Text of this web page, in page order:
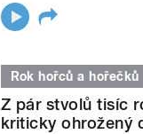
Rok hořců a hořečků
Z pár stvolů tisíc
kriticky ohrožený